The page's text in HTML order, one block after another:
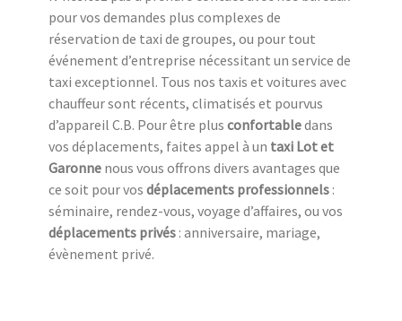
pour vos demandes plus complexes de
réservation de taxi de groupes, ou pour tout
événement d’entreprise nécessitant un service de
taxi exceptionnel. Tous nos taxis et voitures avec
chauffeur sont récents, climatisés et pourvus
d’appareil C.B. Pour être plus confortabledans
vos déplacements, faites appel à un taxi Lot et
Garonne nous vous offrons divers avantages que
ce soit pour vos déplacements professionnels :
séminaire, rendez-vous, voyage d’affaires, ou vos
déplacements privés : anniversaire, mariage,
évènement privé.